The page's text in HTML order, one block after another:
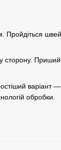
Пройдіться
сторону.
обробки.